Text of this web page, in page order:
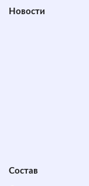
Новости
Состав